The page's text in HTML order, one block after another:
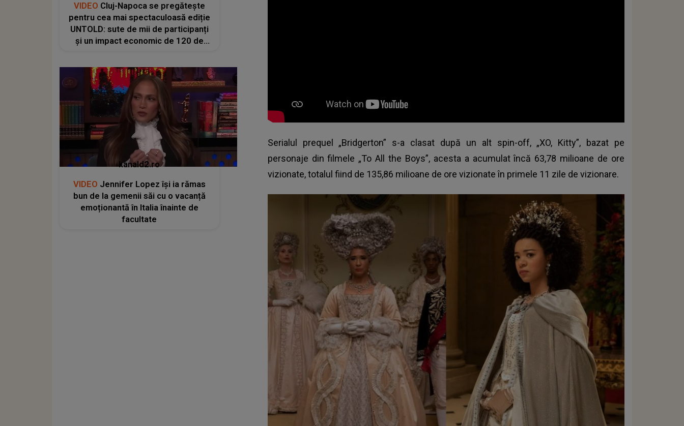
Serialul prequel „Bridgerton” s-a clasat după un alt spin-off, „XO, Kitty”, bazat pe
personaje din filmele „To All the Boys”, acesta a acumulat încă 63,78 milioane de ore
vizionate, totalul fiind de 135,86 milioane de ore vizionate în primele 11 zile de vizionare.
VIDEO Cluj-Napoca se pregătește
pentru cea mai spectaculoasă ediție
UNTOLD: sute de mii de participanți
și un impact economic de 120 de
kanald2.ro
VIDEO Jennifer Lopez își ia rămas
bun de la gemenii săi cu o vacanță
emoționantă în Italia înainte de
facultate